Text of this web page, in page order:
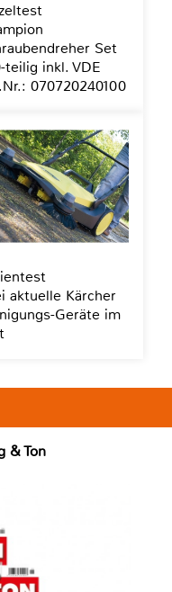
& Ton
Set
teilig inkl. VDE
070720240100
aktuelle Kärcher
Geräte im